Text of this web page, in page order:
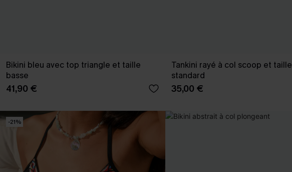
Bikini bleu avec top triangle et taille
basse
41,90 €
Tankini rayé à col scoop et taille
standard
35,00 €
-21%